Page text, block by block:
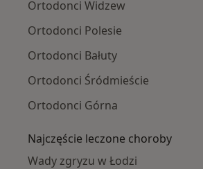
Ortodonci Widzew
Ortodonci Polesie
Ortodonci Bałuty
Ortodonci Śródmieście
Ortodonci Górna
Najczęście leczone choroby
Wady zgryzu w Łodzi